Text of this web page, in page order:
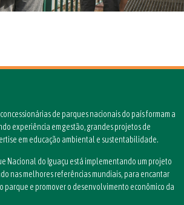
de parques nacionais do país formam a
experiência em gestão, grandes projetos de
em educação ambiental e sustentabilidade.
Nacional do Iguaçu está implementando um projeto
nas melhores referências mundiais, para encantar
parque e promover o desenvolvimento econômico da